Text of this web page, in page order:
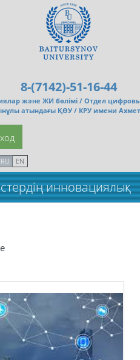
8-(7142)-51-16-44
және ЖИ бөлімі / Отдел
атындағы ҚӨУ / КРУ имени
RU EN
инновациялық